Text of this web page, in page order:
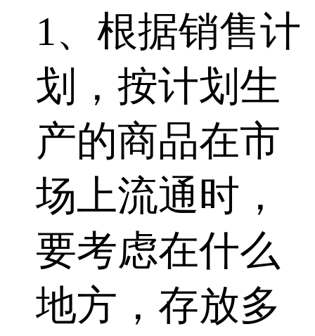
1、根据销售计
划，按计划生
产的商品在市
场上流通时，
要考虑在什么
地方，存放多